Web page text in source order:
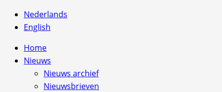
Nederlands
English
Home
Nieuws
Nieuws archief
Nieuwsbrieven